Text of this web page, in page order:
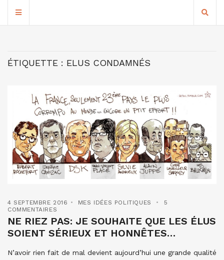
ÉTIQUETTE : ELUS CONDAMNÉS
4 SEPTEMBRE 2016 MES IDÉES POLITIQUES
5
COMMENTAIRES
NE RIEZ PAS: JE SOUHAITE QUE LES ÉLUS
SOIENT SÉRIEUX ET HONNÊTES…
N’avoir rien fait de mal devient aujourd’hui une grande qualité